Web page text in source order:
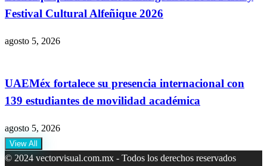
Festival Cultural Alfeñique 2026
agosto 5, 2026
UAEMéx fortalece su presencia internacional con
139 estudiantes de movilidad académica
agosto 5, 2026
View All
© 2024 vectorvisual.com.mx - Todos los derechos reservados